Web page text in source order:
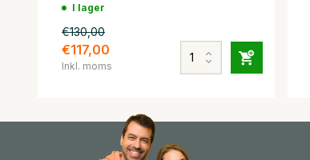
I lager
€130,00
€117,00
Inkl. moms